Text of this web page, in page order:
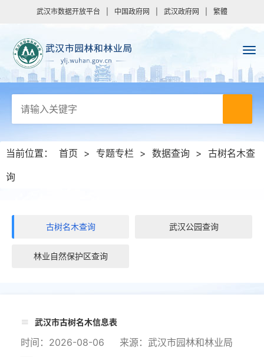
武汉市数据开放平台 中国政府网 武汉政府网 繁體
当前位置： 首页 > 专题专栏 > 数据查询 > 古树名木查
询
古树名木查询 武汉公园查询
林业自然保护区查询
武汉市古树名木信息表
时间：2026-08-06 来源：武汉市园林和林业局